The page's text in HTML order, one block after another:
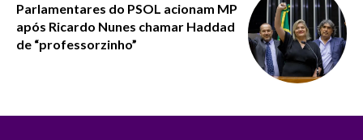
Parlamentares do PSOL acionam MP
após Ricardo Nunes chamar Haddad
de “professorzinho”